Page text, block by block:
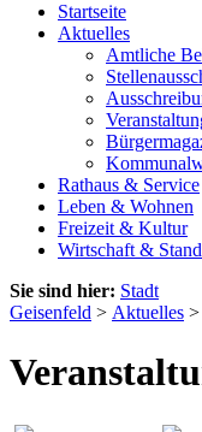
Startseite
Aktuelles
Amtliche
Rathaus & Service
Leben & Wohnen
Freizeit & Kultur
Wirtschaft &
Sie sind hier: Stadt
Geisenfeld > Aktuelles >